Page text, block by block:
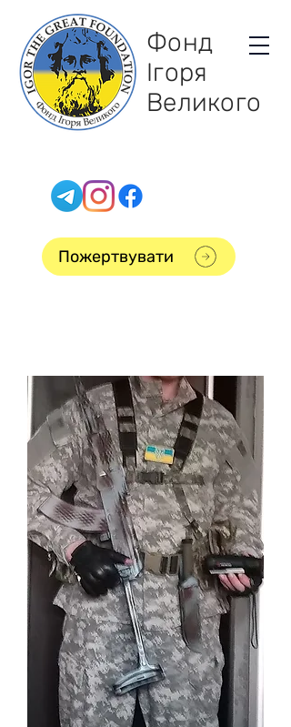
Фонд
Ігоря
Великого
Пожертвувати